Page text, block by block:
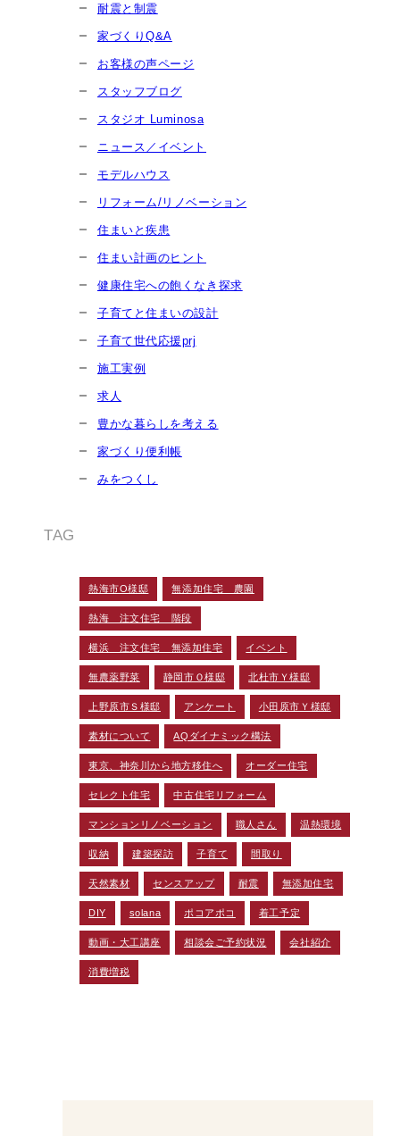
耐震と制震
家づくりQ&A
お客様の声ページ
スタッフブログ
スタジオ Luminosa
ニュース／イベント
モデルハウス
リフォーム/リノベーション
住まいと疾患
住まい計画のヒント
健康住宅への飽くなき探求
子育てと住まいの設計
子育て世代応援prj
施工実例
求人
豊かな暮らしを考える
家づくり便利帳
みをつくし
TAG
熱海市O様邸 無添加住宅 農園
熱海 注文住宅 階段
横浜 注文住宅 無添加住宅 イベント
無農薬野菜 静岡市Ｏ様邸 北杜市Ｙ様邸
上野原市Ｓ様邸 アンケート 小田原市Ｙ様邸
素材について AQダイナミック構法
東京、神奈川から地方移住へ オーダー住宅
セレクト住宅 中古住宅リフォーム
マンションリノベーション 職人さん 温熱環境
収納 建築探訪 子育て 間取り
天然素材 センスアップ 耐震 無添加住宅
DIY solana ポコアポコ 着工予定
動画・大工講座 相談会ご予約状況 会社紹介
消費増税